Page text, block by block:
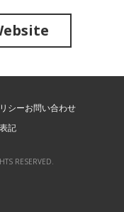
シーお問い合わせ
記
RESERVED.